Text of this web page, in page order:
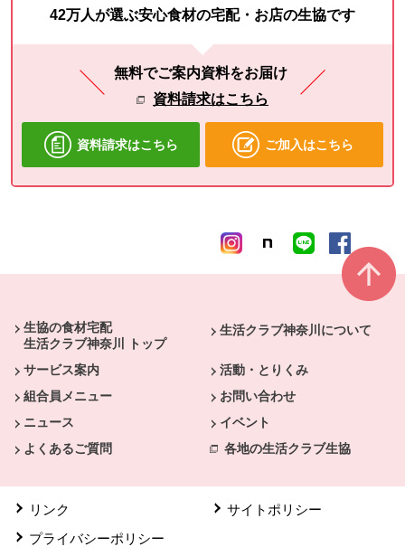
42万人が選ぶ安心食材の宅配・お店の生協です
無料でご案内資料をお届け
資料請求はこちら
資料請求はこちら ご加入はこちら
生協の食材宅配
生活クラブ神奈川 トップ
生活クラブ神奈川について
サービス案内
活動・とりくみ
組合員メニュー
お問い合わせ
ニュース
イベント
よくあるご質問
各地の生活クラブ生協
リンク
サイトポリシー
プライバシーポリシー